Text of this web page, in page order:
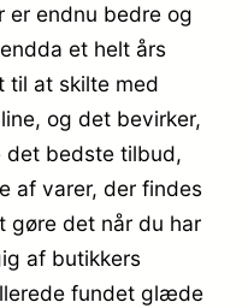
er endnu bedre og
et helt års
til at skilte med
og det bevirker,
det bedste tilbud,
af varer, der findes
gøre det når du har
af butikkers
fundet glæde